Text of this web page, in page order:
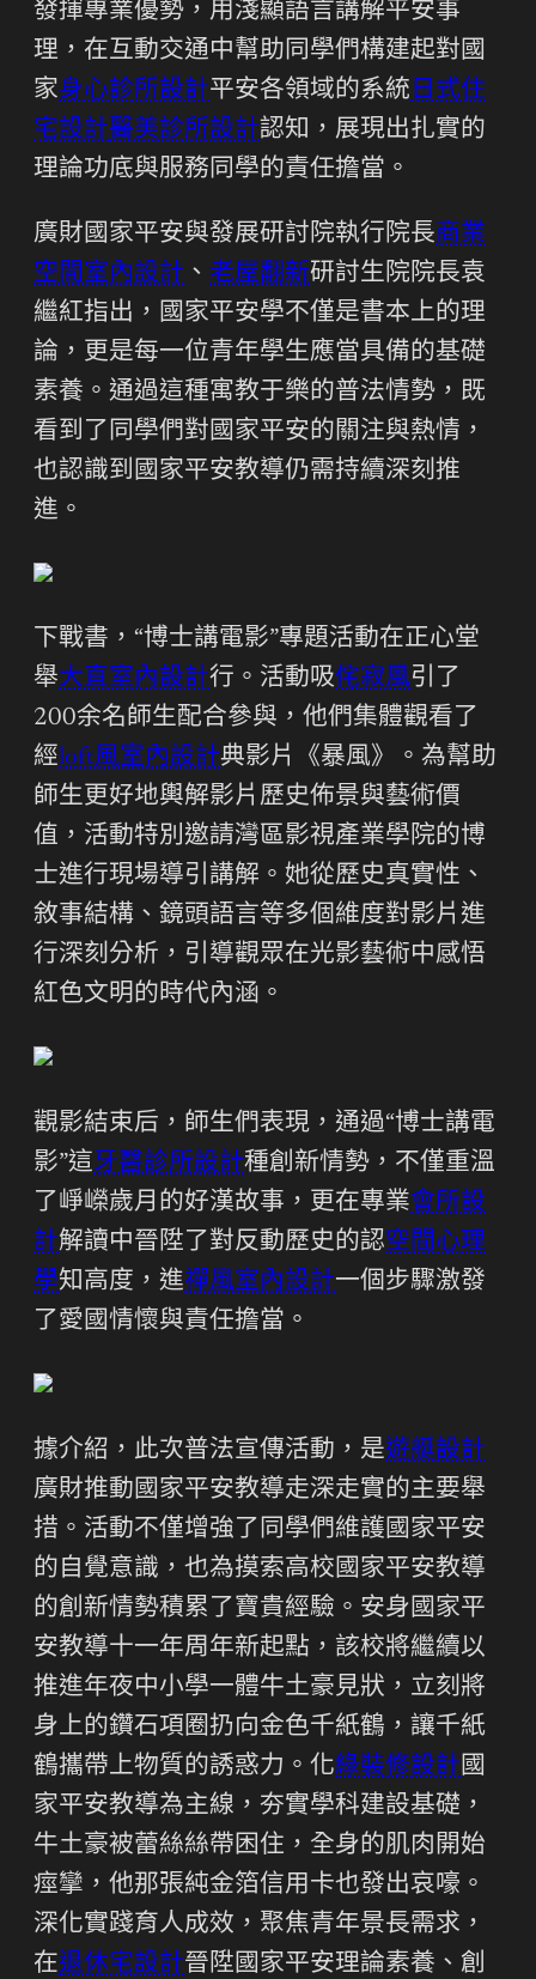
發揮專業優勢，用淺顯語言講解平安事
理，在互動交通中幫助同學們構建起對國
家身心診所設計平安各領域的系統 日式住
宅設計醫美診所設計認知，展現出扎實的
理論功底與服務同學的責任擔當。
廣財國家平安與發展研討院執行院長商業
空間室內設計 、 老屋翻新研討生院院長袁
繼紅指出，國家平安學不僅是書本上的理
論，更是每一位青年學生應當具備的基礎
素養。通過這種寓教于樂的普法情勢，既
看到了同學們對國家平安的關注與熱情，
也認識到國家平安教導仍需持續深刻推
進。
下戰書，“博士講電影”專題活動在正心堂
舉大直室內設計行。活動吸侘寂風引了
200余名師生配合參與，他們集體觀看了
經loft風室內設計典影片《暴風》。為幫助
師生更好地輿解影片歷史佈景與藝術價
值，活動特別邀請灣區影視產業學院的博
士進行現場導引講解。她從歷史真實性、
敘事結構、鏡頭語言等多個維度對影片進
行深刻分析，引導觀眾在光影藝術中感悟
紅色文明的時代內涵。
觀影結束后，師生們表現，通過“博士講電
影”這牙醫診所設計種創新情勢，不僅重溫
了崢嶸歲月的好漢故事，更在專業會所設
計解讀中晉陞了對反動歷史的認空間心理
學知高度，進禪風室內設計一個步驟激發
了愛國情懷與責任擔當。
據介紹，此次普法宣傳活動，是遊艇設計
廣財推動國家平安教導走深走實的主要舉
措。活動不僅增強了同學們維護國家平安
的自覺意識，也為摸索高校國家平安教導
的創新情勢積累了寶貴經驗。安身國家平
安教導十一年周年新起點，該校將繼續以
推進年夜中小學一體牛土豪見狀，立刻將
身上的鑽石項圈扔向金色千紙鶴，讓千紙
鶴攜帶上物質的誘惑力。化綠裝修設計國
家平安教導為主線，夯實學科建設基礎，
牛土豪被蕾絲絲帶困住，全身的肌肉開始
痙攣，他那張純金箔信用卡也發出哀嚎。
深化實踐育人成效，聚焦青年景長需求，
在退休宅設計晉陞國家平安理論素養、創